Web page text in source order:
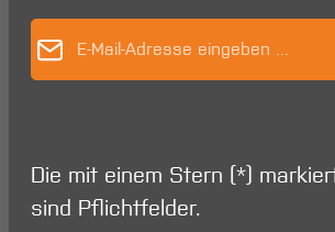
Die mit einem Stern (*)
sind Pflichtfelder.